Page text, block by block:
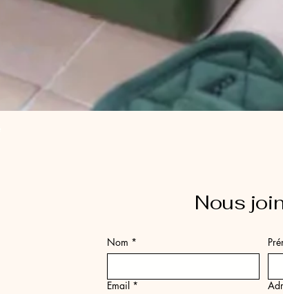
Nous
Nom *
Email *